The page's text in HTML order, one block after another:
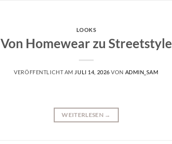
LOOKS
Von Homewear zu Streetstyle
VERÖFFENTLICHT AM JULI 14, 2026 VON ADMIN_SAM
WEITERLESEN →